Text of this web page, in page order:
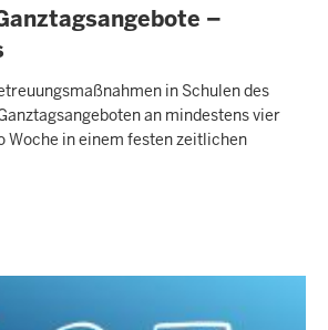
–
in Schulen des
an mindestens vier
Woche in einem festen zeitlichen